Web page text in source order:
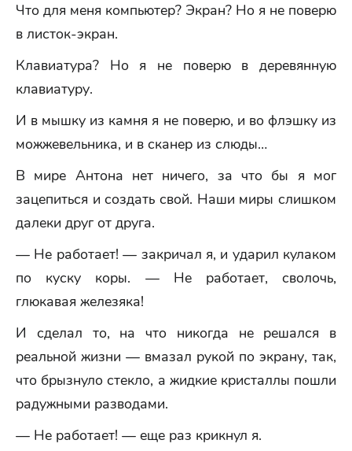
Что для меня компьютер? Экран? Но я не поверю
в листок-экран.
Клавиатура? Но я не поверю в деревянную
клавиатуру.
И в мышку из камня я не поверю, и во флэшку из
можжевельника, и в сканер из слюды…
В мире Антона нет ничего, за что бы я мог
зацепиться и создать свой. Наши миры слишком
далеки друг от друга.
— Не работает! — закричал я, и ударил кулаком
по куску коры. — Не работает, сволочь,
глюкавая железяка!
И сделал то, на что никогда не решался в
реальной жизни — вмазал рукой по экрану, так,
что брызнуло стекло, а жидкие кристаллы пошли
радужными разводами.
— Не работает! — еще раз крикнул я.